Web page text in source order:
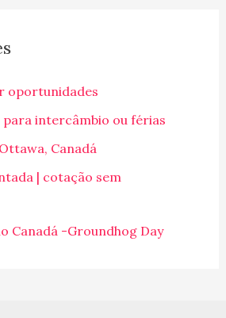
oportunidades
para intercâmbio ou férias
Canadá
| cotação sem
Canadá -Groundhog Day